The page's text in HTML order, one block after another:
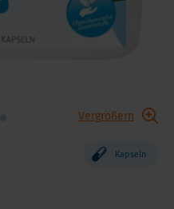
Vergrößern
Kapseln